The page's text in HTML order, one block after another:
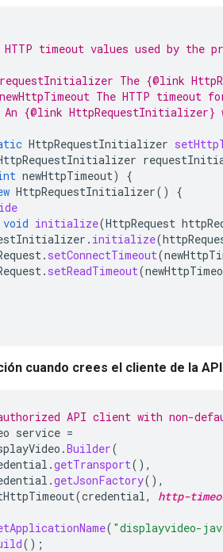
timeout values used by the
requestInitializer The {@link
newHttpTimeout The HTTP timeout
An {@link HttpRequestInitializer}
HttpRequestInitializer
newHttpTimeout)
{
HttpRequestInitializer()
{
void initialize(HttpRequest
. initialize(
. setConnectTimeout(
. setReadTimeout(
cuando crees el cliente de la
API client with non-
service =
.Builder(
.getTransport(),
.getJsonFactory(),
(credential, http-
( "displayvideo-
();